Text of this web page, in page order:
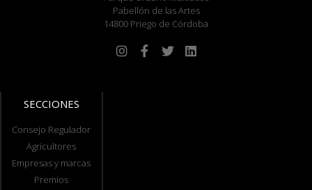
Pabellón de las Artes
14800 Priego de Córdoba
SECCIONES
Consejo Regulador
Agricultores
Empresas y marcas
Premios